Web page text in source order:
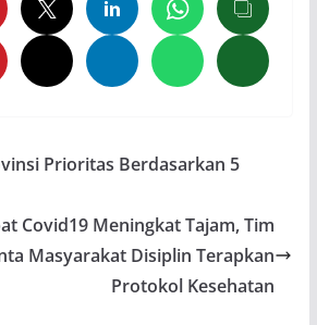
Prioritas Berdasarkan 5
Covid19 Meningkat Tajam, Tim
Masyarakat Disiplin Terapkan
Protokol Kesehatan